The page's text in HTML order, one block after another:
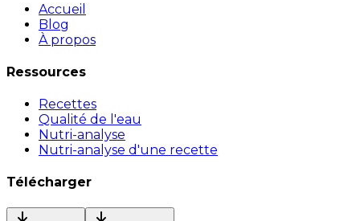
Accueil
Blog
À propos
Ressources
Recettes
Qualité de l'eau
Nutri-analyse
Nutri-analyse d'une recette
Télécharger